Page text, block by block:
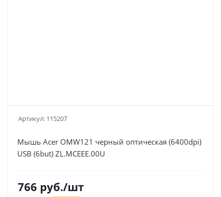
Артикул: 115207
Мышь Acer OMW121 черный оптическая (6400dpi)
USB (6but) ZL.MCEEE.00U
766 руб./шт